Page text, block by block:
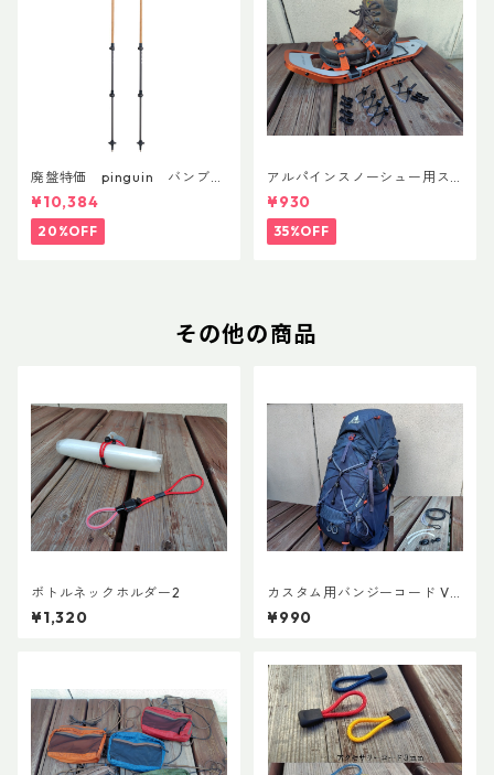
廃盤特価 pinguin バンブー
FLフォーム(ペア)
¥10,384
20%OFF
アルパインスノーシュー用ス
トラップキャッチ(ペア)
¥930
35%OFF
その他の商品
ボトルネックホルダー2
¥1,320
カスタム用バンジーコード Ve
r.3
¥990